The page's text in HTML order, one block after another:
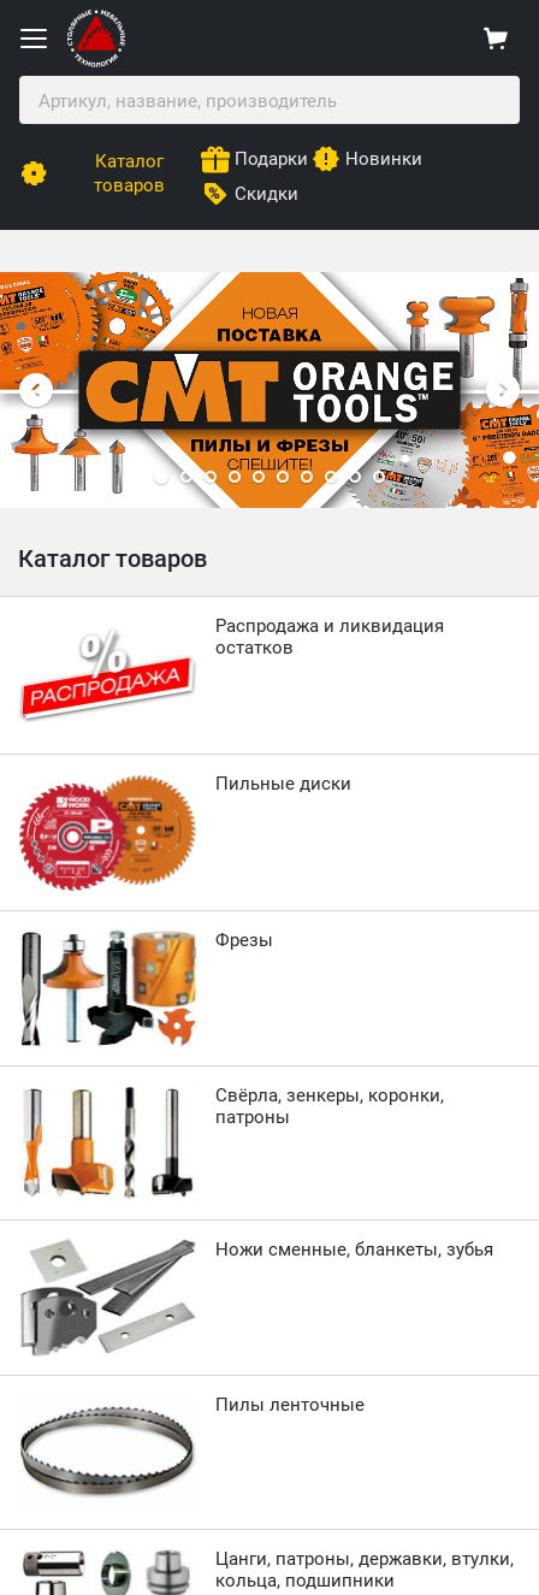
Каталог
товаров
Подарки
Новинки
Скидки
Столярные Мебельные Технологии
Каталог товаров
Распродажа и ликвидация
остатков
Пильные диски
Фрезы
Свёрла, зенкеры, коронки,
патроны
Ножи сменные, бланкеты, зубья
Пилы ленточные
Цанги, патроны, державки, втулки,
кольца, подшипники